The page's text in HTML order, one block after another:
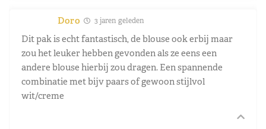
Doro 3 jaren geleden
Dit pak is echt fantastisch, de blouse ook erbij maar
zou het leuker hebben gevonden als ze eens een
andere blouse hierbij zou dragen. Een spannende
combinatie met bijv paars of gewoon stijlvol
wit/creme